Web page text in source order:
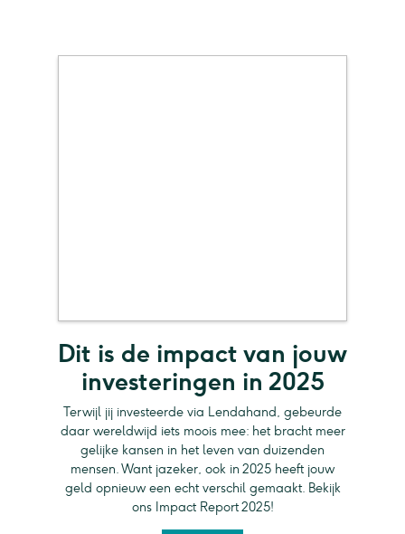
Dit is de impact van jouw
investeringen in 2025
Terwijl jij investeerde via Lendahand, gebeurde
daar wereldwijd iets moois mee: het bracht meer
gelijke kansen in het leven van duizenden
mensen. Want jazeker, ook in 2025 heeft jouw
geld opnieuw een echt verschil gemaakt. Bekijk
ons Impact Report 2025!